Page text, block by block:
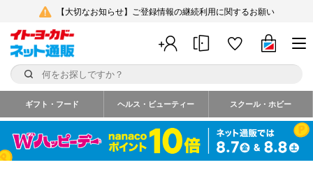
【大切なお知らせ】ご登録情報の継続利用に関するお願い
ギフト・フード ヘルス・ビューティー スクール・ホビー